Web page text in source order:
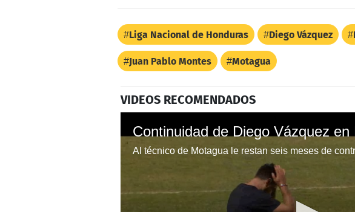
Liga Nacional de Honduras Diego Vázquez
Juan Pablo Montes Motagua
VIDEOS RECOMENDADOS